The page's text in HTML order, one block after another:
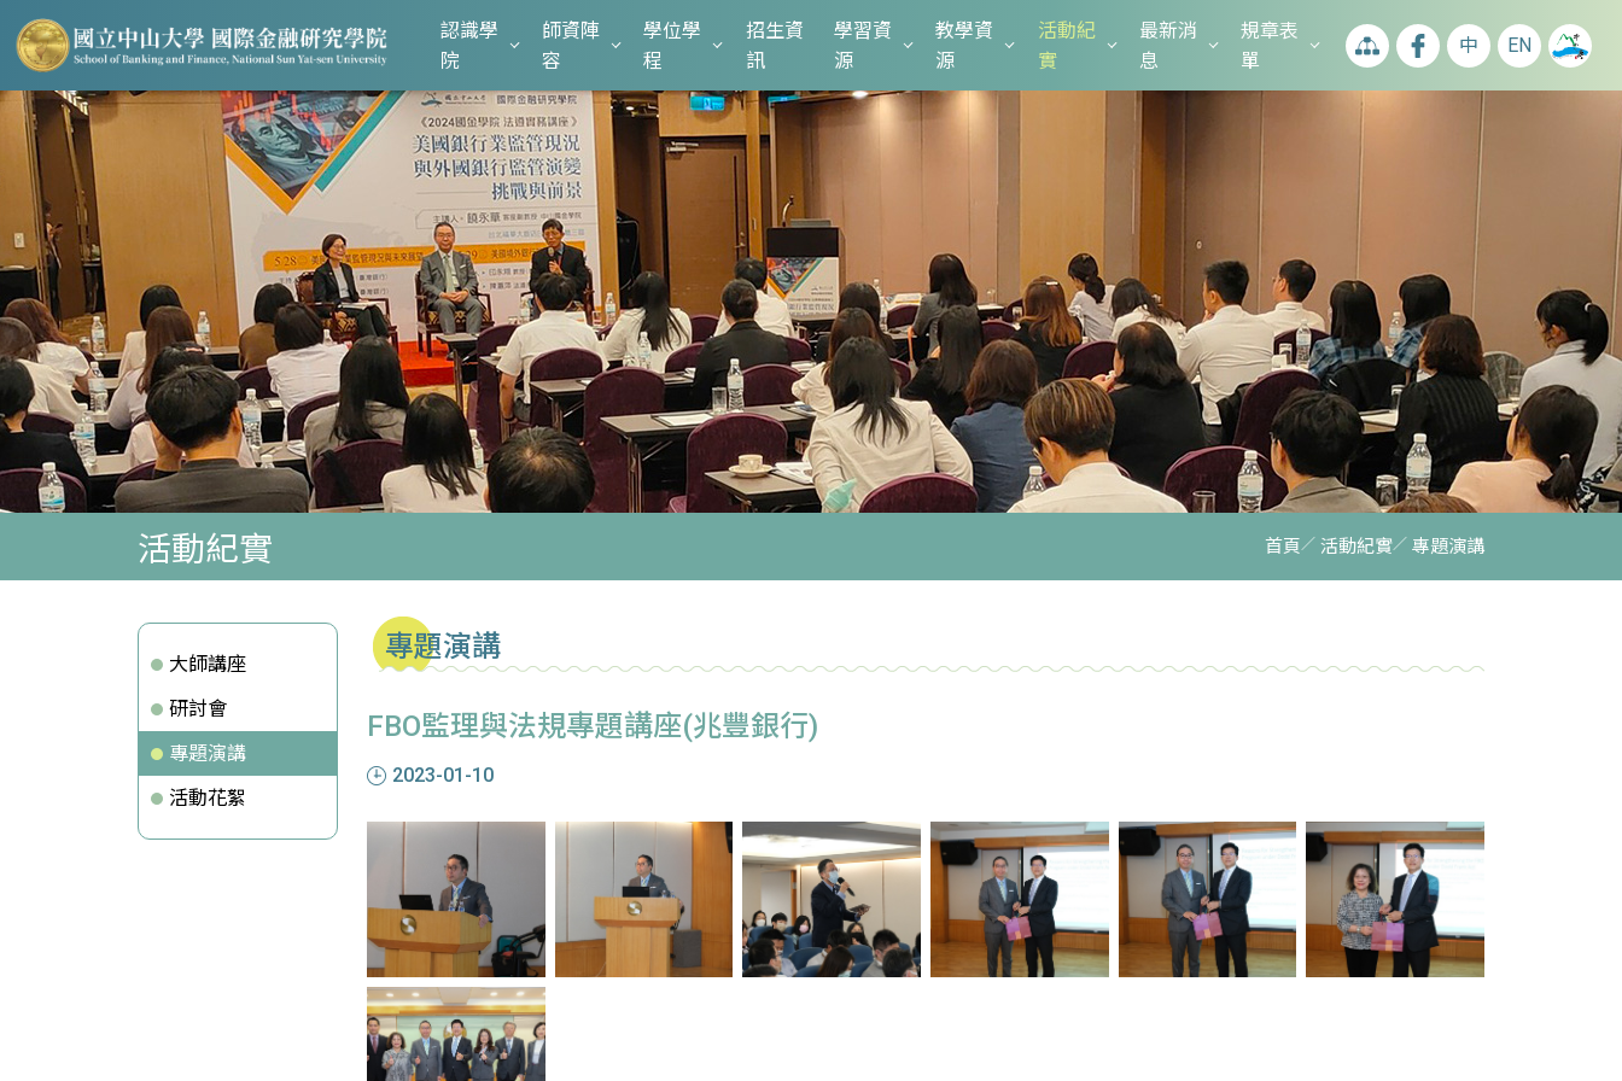
認識學
院
師資陣
容
學位學
程
招生資
訊
學習資
源
教學資
源
活動紀
實
最新消
息
規章表
單
中 EN
活動紀實 首頁 活動紀實 專題演講
大師講座
研討會
專題演講
活動花絮
專題演講
FBO監理與法規專題講座(兆豐銀行)
2023-01-10